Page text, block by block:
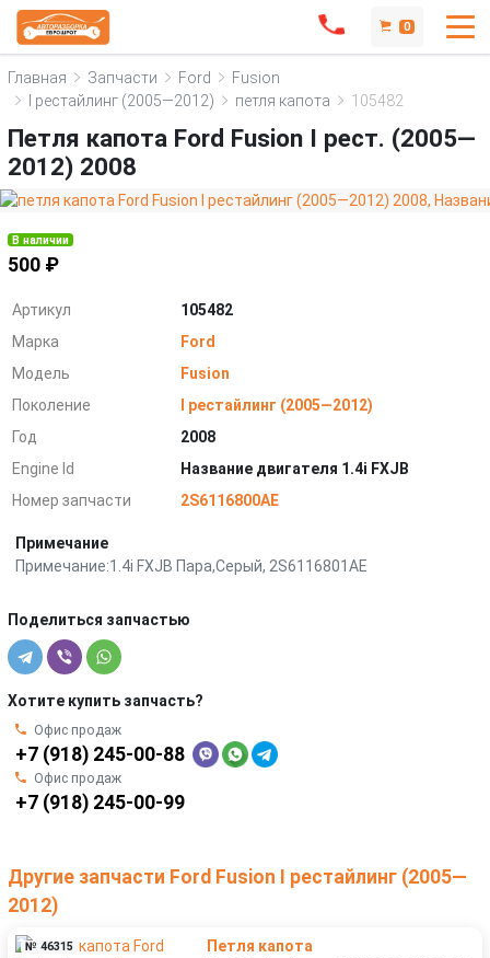
0
Главная Запчасти Ford
Fusion
I рестайлинг (2005—2012)
петля капота 105482
Петля капота Ford Fusion I рест. (2005—
2012) 2008
В наличии
500 ₽
Артикул
105482
Марка
Ford
Модель
Fusion
Поколение
I рестайлинг (2005—2012)
Год
2008
Engine Id
Название двигателя 1.4i FXJB
Номер запчасти
2S6116800AE
Примечание
Примечание:1.4i FXJB Пара,Серый, 2S6116801AE
Поделиться запчастью
Хотите купить запчасть?
Офис продаж
+7 (918) 245-00-88
Офис продаж
+7 (918) 245-00-99
Другие запчасти Ford Fusion I рестайлинг (2005—
2012)
№ 46315
Петля капота